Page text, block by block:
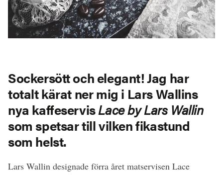
Sockersött och elegant! Jag har
totalt kärat ner mig i Lars Wallins
nya kaffeservisLace by Lars Wallin
som spetsar till vilken fikastund
som helst.
Lars Wallin designade förra året matservisen Lace